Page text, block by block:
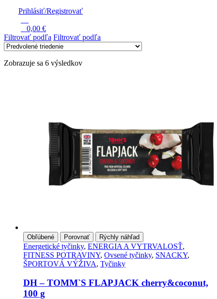
Prihlásiť/Registrovať
0,00 €
Filtrovať podľa Filtrovať podľa
Zobrazuje sa 6 výsledkov
Obľúbené Porovnať Rýchly náhľad
Energetické tyčinky, ENERGIA A VYTRVALOSŤ,
FITNESS POTRAVINY, Ovsené tyčinky, SNACKY,
ŠPORTOVÁ VÝŽIVA, Tyčinky
DH – TOMM`S FLAPJACK cherry&coconut,
100 g